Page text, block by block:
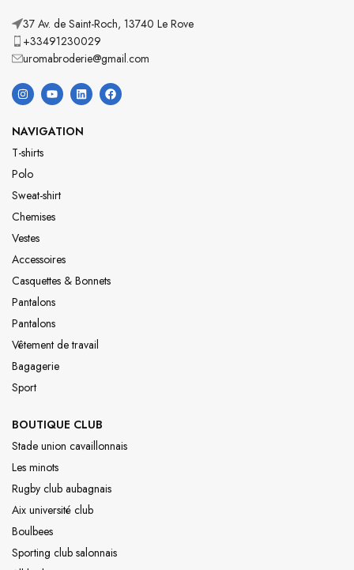
37 Av. de Saint-Roch, 13740 Le Rove
+33491230029
uromabroderie@gmail.com
NAVIGATION
T-shirts
Polo
Sweat-shirt
Chemises
Vestes
Accessoires
Casquettes & Bonnets
Pantalons
Pantalons
Vêtement de travail
Bagagerie
Sport
BOUTIQUE CLUB
Stade union cavaillonnais
Les minots
Rugby club aubagnais
Aix université club
Boulbees
Sporting club salonnais